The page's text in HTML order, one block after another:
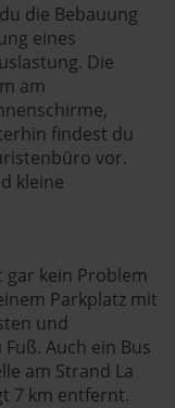
die Bebauung
eines
Die
am
findest du
vor.
kleine
kein Problem
Parkplatz mit
und
Auch ein Bus
am Strand La
7 km entfernt.